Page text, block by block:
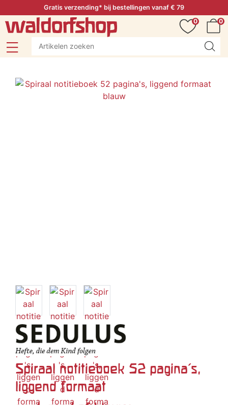
Gratis verzending* bij bestellingen vanaf € 79
0
0
Spiraal notitieboek 52 pagina's,
liggend formaat